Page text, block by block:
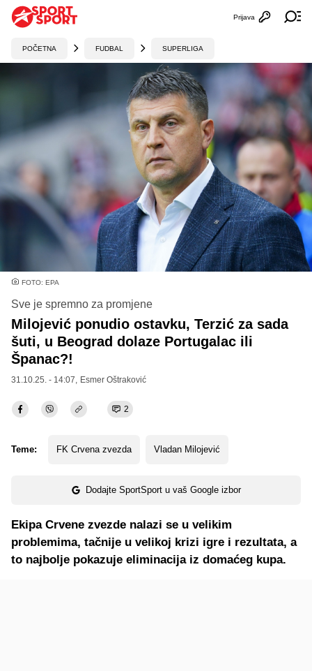
Otvori
Prijava
POČETNA FUDBAL SUPERLIGA
FOTO: EPA
Sve je spremno za promjene
Milojević ponudio ostavku, Terzić za sada
šuti, u Beograd dolaze Portugalac ili
Španac?!
31.10.25. - 14:07, Esmer Oštraković
2
Teme: FK Crvena zvezda Vladan Milojević
Dodajte SportSport u vaš Google izbor
Ekipa Crvene zvezde nalazi se u velikim
problemima, tačnije u velikoj krizi igre i rezultata, a
to najbolje pokazuje eliminacija iz domaćeg kupa.